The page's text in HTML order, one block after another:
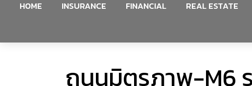
HOME INSURANCE FINANCIAL REAL ESTATE
ถนนมิตรภาพ-M6